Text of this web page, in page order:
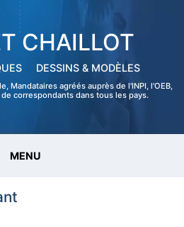
CHAILLOT
DESSINS & MODÈLES
Mandataires agréés auprès de l'INPI, l'OEB,
de correspondants dans tous les pays.
MENU